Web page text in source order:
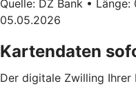
Quelle: DZ Bank •
05.05.2026
Kartendaten
Der digitale Zwilling